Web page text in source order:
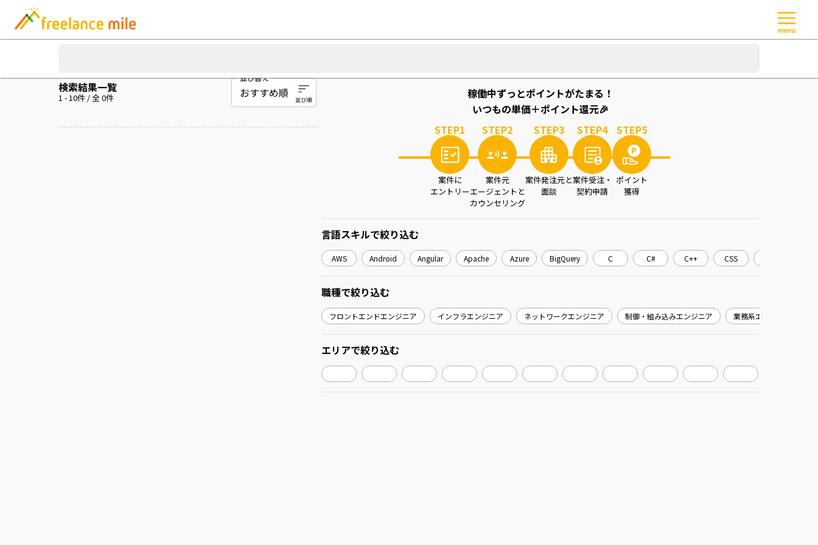
検索結果一覧
1 -10件 / 全0件
並び替え
稼働中ずっとポイントがたまる！
いつもの単価＋ポイント還元🎉
STEP1
案件に
エントリー
STEP2
案件元
エージェントと
カウンセリング
STEP3
案件発注元と
面談
STEP4
案件受注・
契約申請
STEP5
ポイント
獲得
言語スキルで絞り込む
AWS Android Angular Apache Azure BigQuery C C# C++ CSS
職種で絞り込む
フロントエンドエンジニア インフラエンジニア ネットワークエンジニア 制御・組み込みエンジニア 業務系エンジニア
エリアで絞り込む